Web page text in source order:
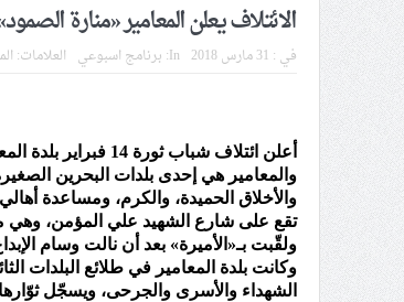
الموقف
مقال: عاشوراء
الفقيه القائد
انطلاق
علماء البحرين:
لجنة مراسم
تحذيرات من
الائتلاف يعلن المعامير «منارة
في : 31 مارس 2018 In: برنامج اسبوعي العلامات:
أعلن ائتلاف شباب ثورة 14 فبراير بلدة المعامير أوّل
والمعامير هي إحدى بلدات البحرين
والأخلاق الحميدة، والكرم، ومساعدة
تقع على شارع الشهيد علي المؤمن، وهي
ولقّبت بـ» الأميرة« بعد أن نالت وسام
وكانت بلدة المعامير في طلائع البلدات
الشهداء والأسرى والجرحى، ويسجّل